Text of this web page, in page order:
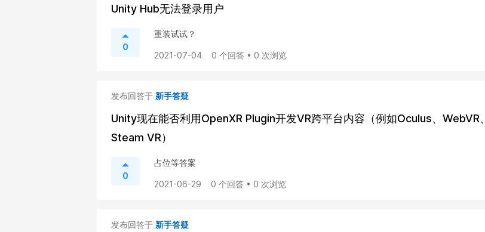
Unity Hub无法登录用户
0
重装试试？
2021-07-04 0 个回答 • 0 次浏览
发布回答于 新手答疑
Unity现在能否利用OpenXR Plugin开发VR跨平台内容（例如Oculus、WebVR、
Steam VR）
0
占位等答案
2021-06-29 0 个回答 • 0 次浏览
发布回答于 新手答疑